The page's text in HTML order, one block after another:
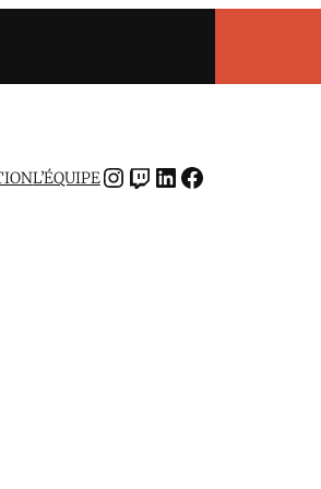
L’ÉQUIPEINSTAGRAMTWITCH LINKEDIN FACEBOOK